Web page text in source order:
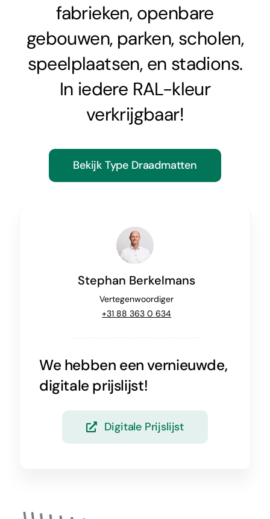
fabrieken, openbare
gebouwen, parken, scholen,
speelplaatsen, en stadions.
In iedere RAL-kleur
verkrijgbaar!
Bekijk Type Draadmatten
Stephan Berkelmans
Vertegenwoordiger
+31 88 363 0 634
We hebben een vernieuwde,
digitale prijslijst!
Digitale Prijslijst